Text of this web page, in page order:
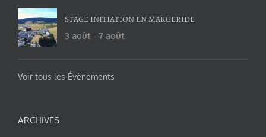
STAGE INITIATION EN MARGERIDE
3 août - 7 août
Voir tous les Évènements
ARCHIVES